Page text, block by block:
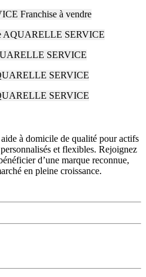
à domicile de qualité pour actifs
et flexibles. Rejoignez
d’une marque reconnue,
en pleine croissance.